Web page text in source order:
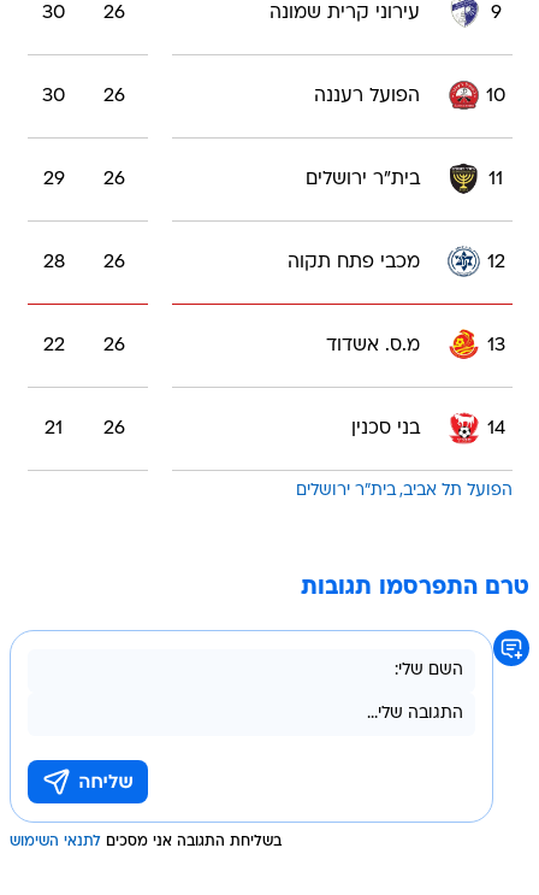
9 עירוני קרית שמונה 26
30
10 הפועל רעננה 26
30
11 בית"ר ירושלים 26
29
12 מכבי פתח תקוה 26
28
13 מ.ס. אשדוד 26
22
14 בני סכנין 26
21
הפועל תל אביב בית"ר ירושלים
טרם התפרסמו תגובות
בשליחת התגובה אני מסכים לתנאי השימוש